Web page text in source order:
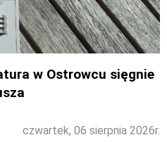
w Ostrowcu sięgnie
czwartek, 06 sierpnia 2026r.